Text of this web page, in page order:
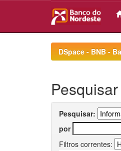
DSpace - BNB -
Pesquisar
Pesquisar:
por
Filtros correntes: